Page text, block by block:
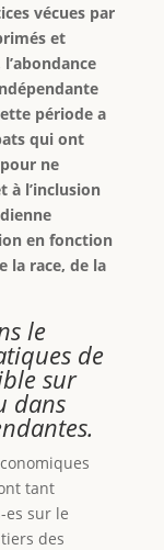
vécues par
et
période a
qui ont
ne
à l’inclusion
en fonction
la race, de la
le
de
sur
dans
tant
es sur le
des